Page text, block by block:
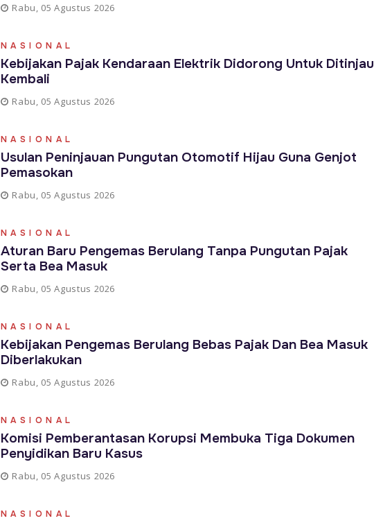
Rabu, 05 Agustus 2026
NASIONAL
Kebijakan Pajak Kendaraan Elektrik Didorong Untuk Ditinjau
Kembali
Rabu, 05 Agustus 2026
NASIONAL
Usulan Peninjauan Pungutan Otomotif Hijau Guna Genjot
Pemasokan
Rabu, 05 Agustus 2026
NASIONAL
Aturan Baru Pengemas Berulang Tanpa Pungutan Pajak
Serta Bea Masuk
Rabu, 05 Agustus 2026
NASIONAL
Kebijakan Pengemas Berulang Bebas Pajak Dan Bea Masuk
Diberlakukan
Rabu, 05 Agustus 2026
NASIONAL
Komisi Pemberantasan Korupsi Membuka Tiga Dokumen
Penyidikan Baru Kasus
Rabu, 05 Agustus 2026
NASIONAL